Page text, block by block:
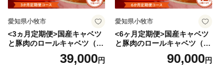
愛知県小牧市
<3ヵ月定期便>国産キャベツ
と豚肉のロールキャベツ（4P
39,000円
愛知県小牧市
<6ヶ月定期便>国産キャベツ
と豚肉のロールキャベツ（6P
90,000円